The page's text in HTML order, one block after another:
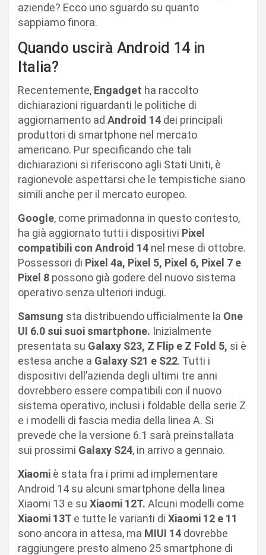
aziende? Ecco uno sguardo su quanto
sappiamo finora.
Quando uscirà Android 14 in
Italia?
Recentemente, Engadget ha raccolto
dichiarazioni riguardanti le politiche di
aggiornamento ad Android 14 dei principali
produttori di smartphone nel mercato
americano. Pur specificando che tali
dichiarazioni si riferiscono agli Stati Uniti, è
ragionevole aspettarsi che le tempistiche siano
simili anche per il mercato europeo.
Google, come primadonna in questo contesto,
ha già aggiornato tutti i dispositivi Pixel
compatibili con Android 14 nel mese di ottobre.
Possessori di Pixel 4a, Pixel 5, Pixel 6, Pixel 7 e
Pixel 8 possono già godere del nuovo sistema
operativo senza ulteriori indugi.
Samsung sta distribuendo ufficialmente la One
UI 6.0 sui suoi smartphone. Inizialmente
presentata su Galaxy S23, Z Flip e Z Fold 5, si è
estesa anche a Galaxy S21 e S22. Tutti i
dispositivi dell’azienda degli ultimi tre anni
dovrebbero essere compatibili con il nuovo
sistema operativo, inclusi i foldable della serie Z
e i modelli di fascia media della linea A. Si
prevede che la versione 6.1 sarà preinstallata
sui prossimi Galaxy S24, in arrivo a gennaio.
Xiaomi è stata fra i primi ad implementare
Android 14 su alcuni smartphone della linea
Xiaomi 13 e su Xiaomi 12T. Alcuni modelli come
Xiaomi 13T e tutte le varianti di Xiaomi 12 e 11
sono ancora in attesa, ma MIUI 14 dovrebbe
raggiungere presto almeno 25 smartphone di